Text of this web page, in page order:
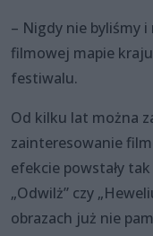
– Nigdy nie byliśmy i
filmowej mapie
festiwalu.
Od kilku lat można
zainteresowanie
efekcie powstały
„Odwilż” czy
obrazach już nie